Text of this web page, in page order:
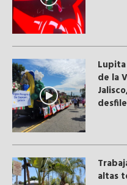
de la
altas